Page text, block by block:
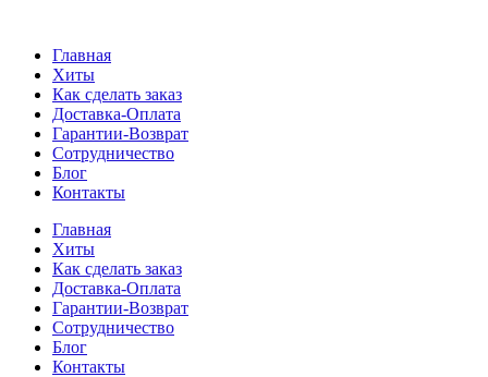
Главная
Хиты
Как сделать заказ
Доставка-Оплата
Гарантии-Возврат
Сотрудничество
Блог
Контакты
Главная
Хиты
Как сделать заказ
Доставка-Оплата
Гарантии-Возврат
Сотрудничество
Блог
Контакты